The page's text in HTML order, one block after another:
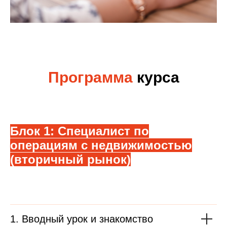
Программакурса
Блок 1: Специалист по
операциям с недвижимостью
(вторичный рынок)
1. Вводный урок и знакомство